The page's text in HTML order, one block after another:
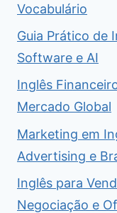
Vocabulário
Guia Prático de
Software e AI
Inglês
Mercado Global
Marketing em
Advertising e
Inglês para
Negociação e